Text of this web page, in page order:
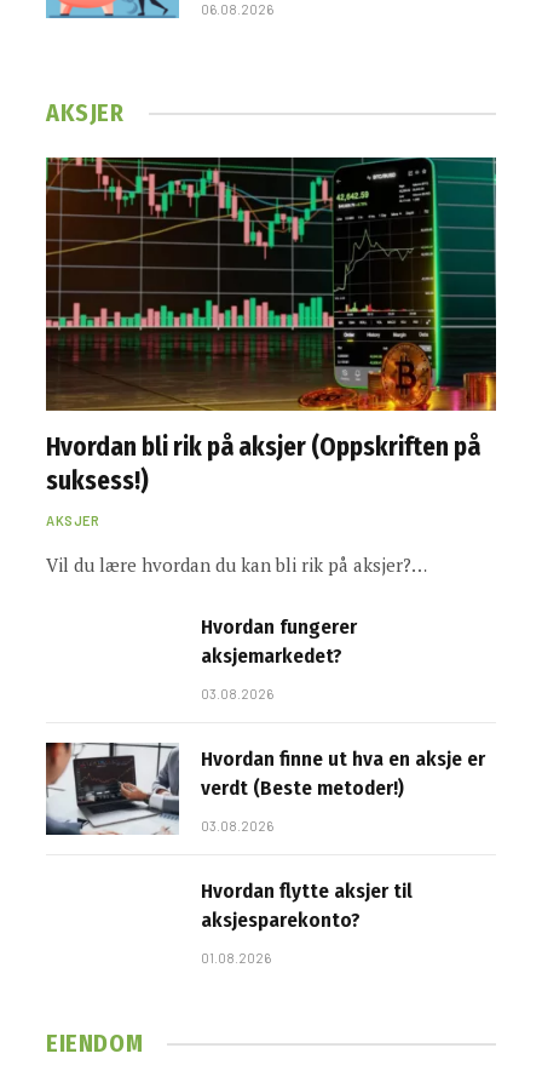
06.08.2026
AKSJER
Hvordan bli rik på aksjer (Oppskriften på
suksess!)
AKSJER
Vil du lære hvordan du kan bli rik på aksjer?…
Hvordan fungerer
aksjemarkedet?
03.08.2026
Hvordan finne ut hva en aksje er
verdt (Beste metoder!)
03.08.2026
Hvordan flytte aksjer til
aksjesparekonto?
01.08.2026
EIENDOM